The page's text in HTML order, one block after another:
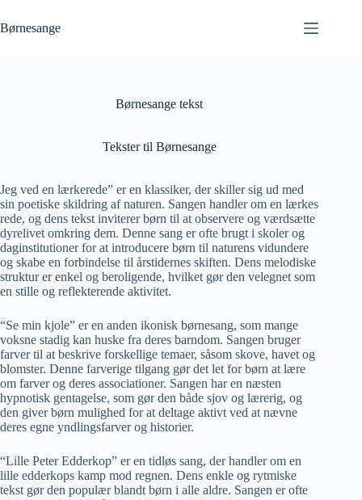
til
indhold
Børnesange
Børnesange tekst
Tekster til Børnesange
Jeg ved en lærkerede” er en klassiker, der skiller sig ud med
sin poetiske skildring af naturen. Sangen handler om en lærkes
rede, og dens tekst inviterer børn til at observere og værdsætte
dyrelivet omkring dem. Denne sang er ofte brugt i skoler og
daginstitutioner for at introducere børn til naturens vidundere
og skabe en forbindelse til årstidernes skiften. Dens melodiske
struktur er enkel og beroligende, hvilket gør den velegnet som
en stille og reflekterende aktivitet.
“Se min kjole” er en anden ikonisk børnesang, som mange
voksne stadig kan huske fra deres barndom. Sangen bruger
farver til at beskrive forskellige temaer, såsom skove, havet og
blomster. Denne farverige tilgang gør det let for børn at lære
om farver og deres associationer. Sangen har en næsten
hypnotisk gentagelse, som gør den både sjov og lærerig, og
den giver børn mulighed for at deltage aktivt ved at nævne
deres egne yndlingsfarver og historier.
“Lille Peter Edderkop” er en tidløs sang, der handler om en
lille edderkops kamp mod regnen. Dens enkle og rytmiske
tekst gør den populær blandt børn i alle aldre. Sangen er ofte